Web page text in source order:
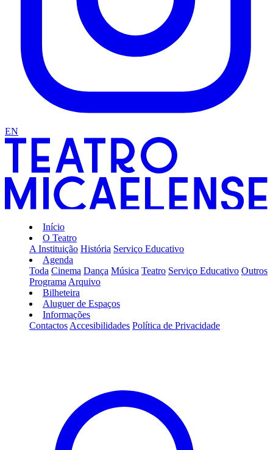
EN
Início
O Teatro
A Instituição História Serviço Educativo
Agenda
Toda Cinema Dança Música Teatro Serviço Educativo Outros
Programa Arquivo
Bilheteira
Aluguer de Espaços
Informações
Contactos Accesibilidades Política de Privacidade